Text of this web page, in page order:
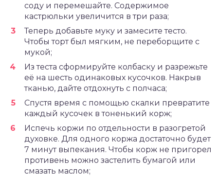
соду и перемешайте. Содержимое
кастрюльки увеличится в три раза;
Теперь добавьте муку и замесите тесто.
Чтобы торт был мягким, не переборщите с
мукой;
Из теста сформируйте колбаску и разрежьте
её на шесть одинаковых кусочков. Накрыв
тканью, дайте отдохнуть с полчаса;
Спустя время с помощью скалки превратите
каждый кусочек в тоненький корж;
Испечь коржи по отдельности в разогретой
духовке. Для одного коржа достаточно будет
7 минут выпекания. Чтобы корж не пригорел
противень можно застелить бумагой или
смазать маслом;